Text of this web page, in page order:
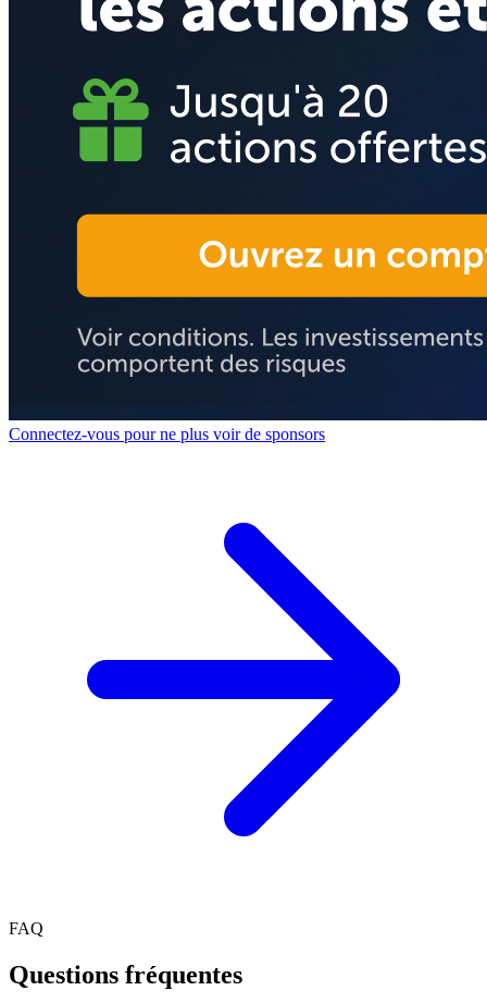
Connectez-vous pour ne plus voir de sponsors
FAQ
Questions fréquentes